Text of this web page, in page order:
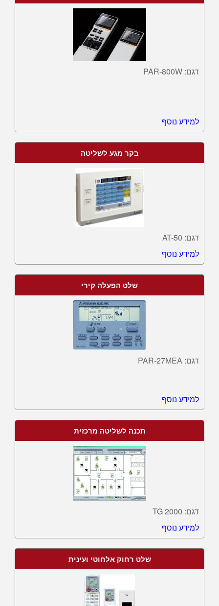
דגם: PAR-800W
למידע נוסף
בקר מגע לשליטה
דגם: AT-50
למידע נוסף
שלט הפעלה קירי
דגם: PAR-27MEA
למידע נוסף
תכנה לשליטה מרכזית
דגם: TG 2000
למידע נוסף
שלט רחוק אלחוטי ועינית